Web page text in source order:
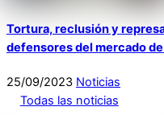
Tortura, reclusión y
defensores del mercado
25/09/2023 Noticias
Todas las noticias